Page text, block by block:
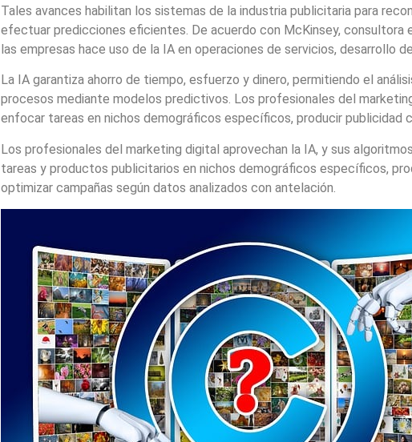
Tales avances habilitan los sistemas de la industria publicitaria para
efectuar predicciones eficientes. De acuerdo con McKinsey, consultora
las empresas hace uso de la IA en operaciones de servicios, desarrollo
La IA garantiza ahorro de tiempo, esfuerzo y dinero, permitiendo el
procesos mediante modelos predictivos. Los profesionales del
enfocar tareas en nichos demográficos específicos, producir publicidad
Los profesionales del marketing digital aprovechan la IA, y sus
tareas y productos publicitarios en nichos demográficos específicos,
optimizar campañas según datos analizados con antelación.